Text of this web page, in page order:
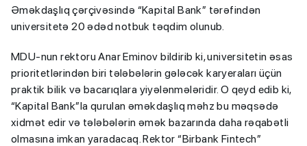
Əməkdaşlıq çərçivəsində “Kapital Bank” tərəfindən
universitetə 20 ədəd notbuk təqdim olunub.
MDU-nun rektoru Anar Eminov bildirib ki, universitetin əsas
prioritetlərindən biri tələbələrin gələcək karyeraları üçün
praktik bilik və bacarıqlara yiyələnmələridir. O qeyd edib ki,
“Kapital Bank”la qurulan əməkdaşlıq məhz bu məqsədə
xidmət edir və tələbələrin əmək bazarında daha rəqabətli
olmasına imkan yaradacaq. Rektor “Birbank Fintech”